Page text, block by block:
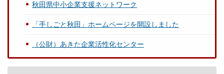
秋田県中小企業支援ネットワーク
「手しごと秋田」ホームページを開設しました
（公財）あきた企業活性化センター